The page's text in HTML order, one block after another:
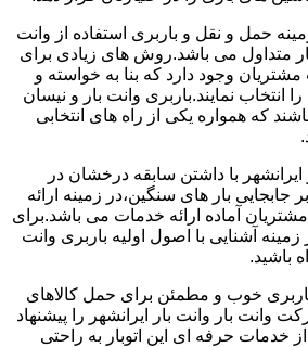
حمل و نقل و باربری استفاده از وانت
متداول می باشد.روش های زیادی برای
وجود دارد که بنا به خواسته و
انتخاب نمایند.باربری وانت بار و نیسان
که همواره یکی از راه های انتخابی
ایرانشهر با داشتن سابقه درخشان در
جابجایی بار های سنگین،در زمینه ارائه
آماده ارائه خدمات می باشد.برای
آشنایی با اصول اولیه باربری وانت
باشید.
خوب و مطمئن برای حمل کالاهای
وانت بار وانت بار ایرانشهر را پیشنهاد
خدمات حرفه ای این اتوبار به راحتی